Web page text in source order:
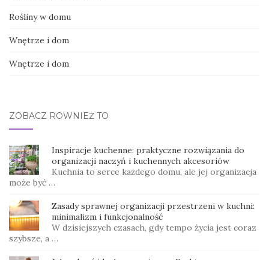
Rośliny w domu
Wnętrze i dom
Wnętrze i dom
ZOBACZ RÓWNIEŻ TO
Inspiracje kuchenne: praktyczne rozwiązania do
organizacji naczyń i kuchennych akcesoriów
Kuchnia to serce każdego domu, ale jej organizacja
może być …
Zasady sprawnej organizacji przestrzeni w kuchni:
minimalizm i funkcjonalność
W dzisiejszych czasach, gdy tempo życia jest coraz
szybsze, a …